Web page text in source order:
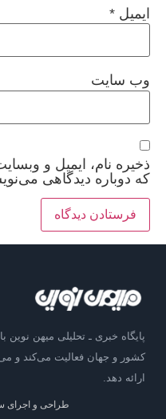
ایمیل *
وب‌ سایت
ذخیره نام، ایمیل و
که دوباره دیدگاهی
پایگاه خبری ـ تحلیلی میهن نوین
کشور و جهان فعالیت می‌کند و
ارائه دهد.
طراحی و اجرای